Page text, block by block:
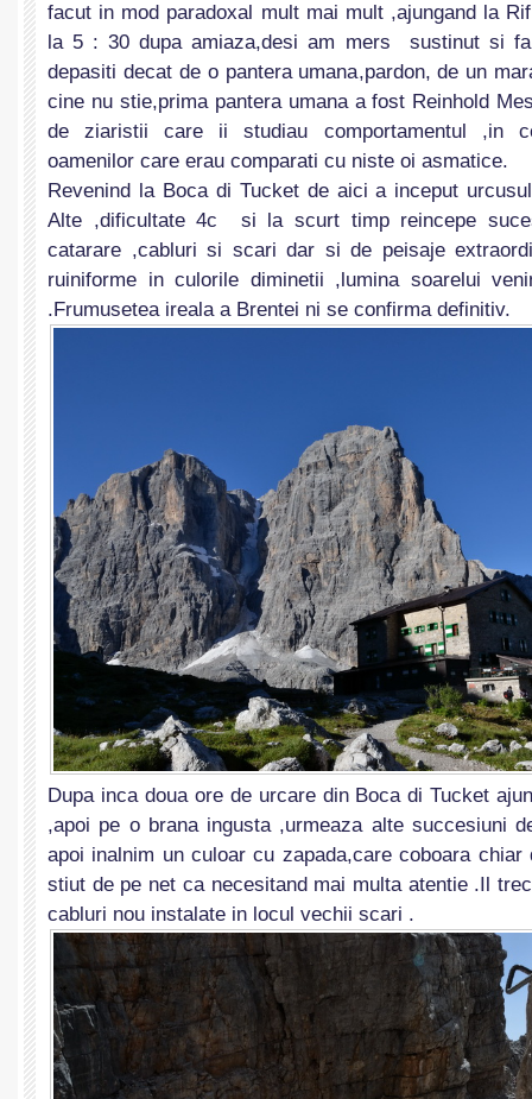
facut in mod paradoxal mult mai mult ,ajungand la
la 5 : 30 dupa amiaza,desi am mers sustinut si
depasiti decat de o pantera umana,pardon, de un
cine nu stie,prima pantera umana a fost Reinhold
de ziaristii care ii studiau comportamentul ,in
oamenilor care erau comparati cu niste oi asmatice.
Revenind la Boca di Tucket de aici a inceput
Alte ,dificultate 4c si la scurt timp reincepe
catarare ,cabluri si scari dar si de peisaje
ruiniforme in culorile diminetii ,lumina soarelui
.Frumusetea ireala a Brentei ni se confirma definitiv.
Dupa inca doua ore de urcare din Boca di Tucket
,apoi pe o brana ingusta ,urmeaza alte succesiuni
apoi inalnim un culoar cu zapada,care coboara
stiut de pe net ca necesitand mai multa atentie .Il
cabluri nou instalate in locul vechii scari .